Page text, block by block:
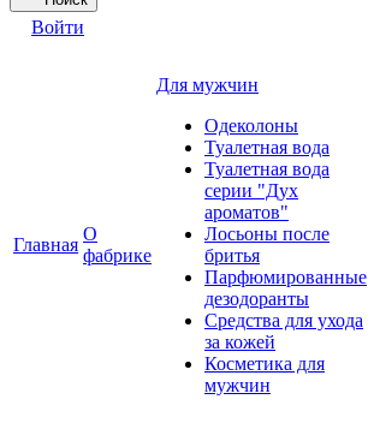
Войти
Главная
О
фабрике
Для мужчин
Одеколоны
Туалетная вода
Туалетная вода
серии "Дух
ароматов"
Лосьоны после
бритья
Парфюмированные
дезодоранты
Средства для ухода
за кожей
Косметика для
мужчин